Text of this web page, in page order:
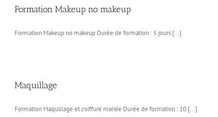
Formation Makeup no makeup
Formation Makeup no makeup Durée de formation : 5 jours [...]
Maquillage
Formation Maquillage et coiffure mariée Durée de formation : 10 [...]